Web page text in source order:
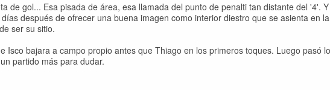
de gol... Esa pisada de área, esa llamada del punto de penalti tan distante del '4'. Y
después de ofrecer una buena imagen como interior diestro que se asienta en la
ser su sitio.
Isco bajara a campo propio antes que Thiago en los primeros toques. Luego pasó lo
partido más para dudar.